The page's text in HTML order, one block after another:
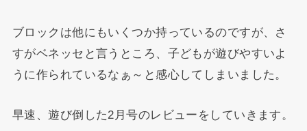
ブロックは他にもいくつか持っているのですが、さ
すがベネッセと言うところ、子どもが遊びやすいよ
うに作られているなぁ～と感心してしまいました。
早速、遊び倒した2月号のレビューをしていきます。